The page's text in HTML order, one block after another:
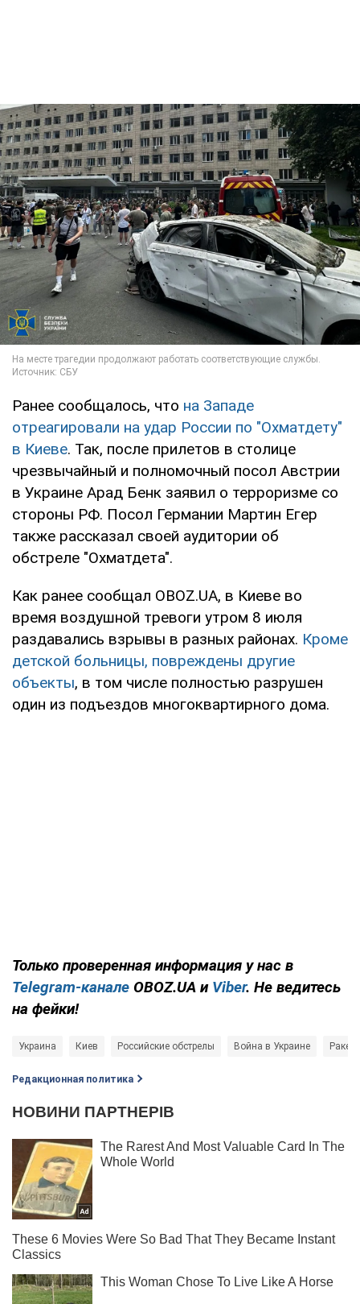
Ранее сообщалось, что на Западе
отреагировали на удар России по "Охматдету"
в Киеве. Так, после прилетов в столице
чрезвычайный и полномочный посол Австрии
в Украине Арад Бенк заявил о терроризме со
стороны РФ. Посол Германии Мартин Егер
также рассказал своей аудитории об
обстреле "Охматдета".
Как ранее сообщал OBOZ.UA, в Киеве во
время воздушной тревоги утром 8 июля
раздавались взрывы в разных районах. Кроме
детской больницы, повреждены другие
объекты, в том числе полностью разрушен
один из подъездов многоквартирного дома.
Только проверенная информация у нас в
Telegram-канале OBOZ.UA и Viber. Не ведитесь
на фейки!
Украина Киев Российские обстрелы Война в Украине
Редакционная политика